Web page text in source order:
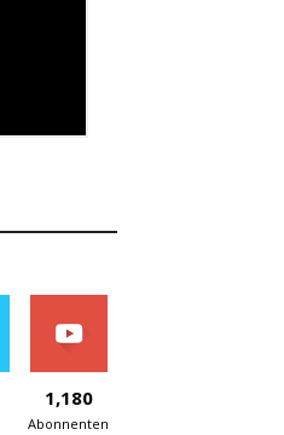
1,180
Abonnenten